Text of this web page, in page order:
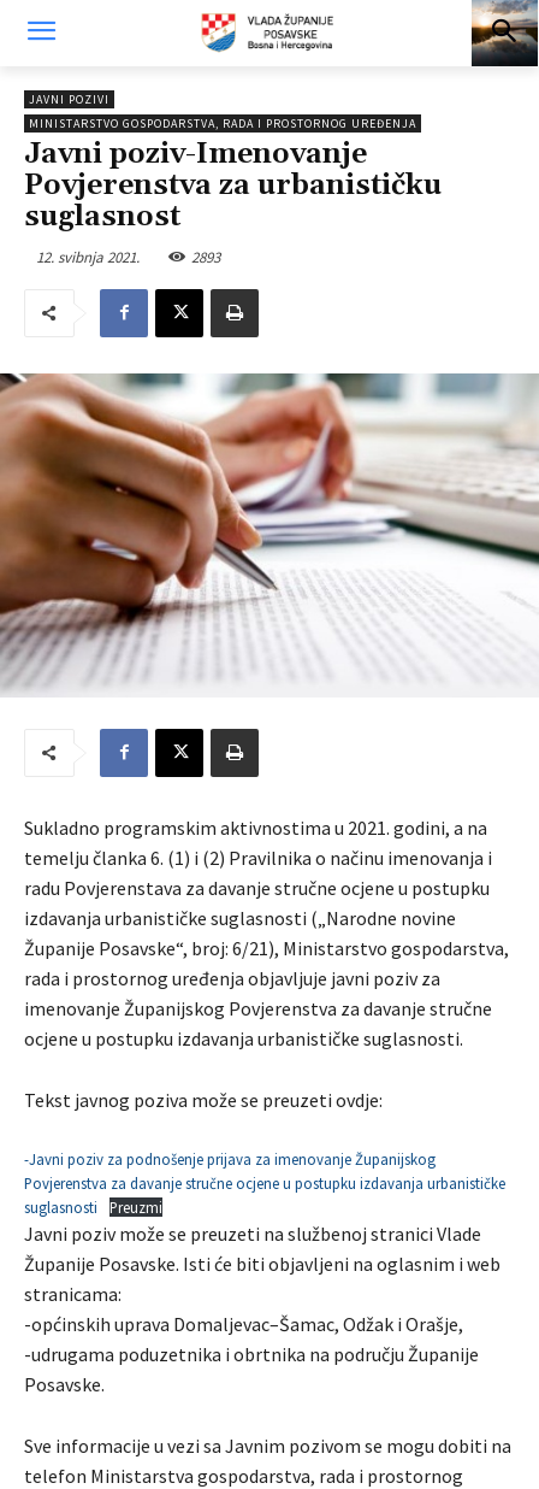
JAVNI POZIVI
MINISTARSTVO GOSPODARSTVA, RADA I PROSTORNOG UREĐENJA
Javni poziv-Imenovanje
Povjerenstva za urbanističku
suglasnost
12. svibnja 2021. 2893
Sukladno programskim aktivnostima u 2021. godini, a na
temelju članka 6. (1) i (2) Pravilnika o načinu imenovanja i
radu Povjerenstava za davanje stručne ocjene u postupku
izdavanja urbanističke suglasnosti („Narodne novine
Županije Posavske“, broj: 6/21), Ministarstvo gospodarstva,
rada i prostornog uređenja objavljuje javni poziv za
imenovanje Županijskog Povjerenstva za davanje stručne
ocjene u postupku izdavanja urbanističke suglasnosti.
Tekst javnog poziva može se preuzeti ovdje:
-Javni poziv za podnošenje prijava za imenovanje Županijskog
Povjerenstva za davanje stručne ocjene u postupku izdavanja urbanističke
suglasnosti
Preuzmi
Javni poziv može se preuzeti na službenoj stranici Vlade
Županije Posavske. Isti će biti objavljeni na oglasnim i web
stranicama:
-općinskih uprava Domaljevac–Šamac, Odžak i Orašje,
-udrugama poduzetnika i obrtnika na području Županije
Posavske.
Sve informacije u vezi sa Javnim pozivom se mogu dobiti na
telefon Ministarstva gospodarstva, rada i prostornog